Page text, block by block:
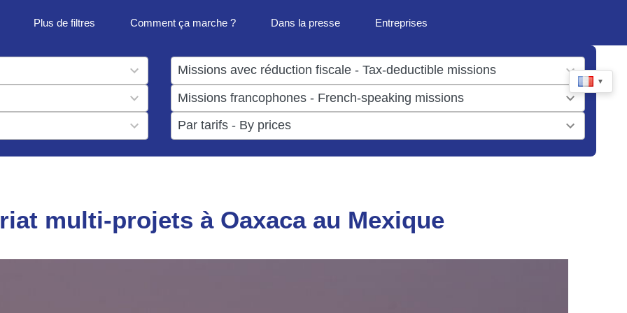
Plus de filtres Comment ça marche ? Dans la presse Entreprises
▼
result
available
result
available
results
available
multi-projets à Oaxaca au Mexique